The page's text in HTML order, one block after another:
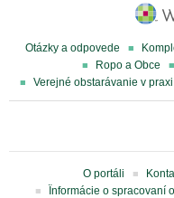
Otázky a odpovede
Ropo a Obce
Verejné obstarávanie v praxi
O portáli
Ïnformácie o spracovaní